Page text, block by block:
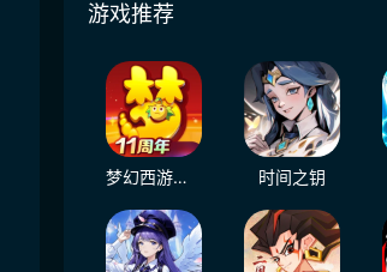
游戏推荐
梦幻西游（大陆服） 时间之钥